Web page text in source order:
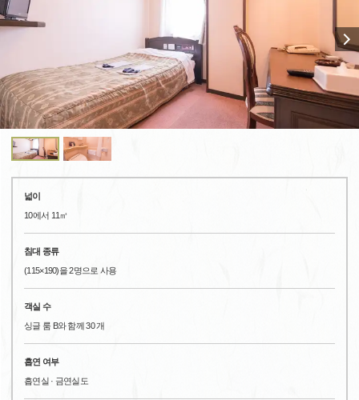
넓이
10에서 11㎡
침대 종류
(115×190)을 2명으로 사용
객실 수
싱글 룸 B와 함께 30 개
흡연 여부
흡연실 · 금연실도